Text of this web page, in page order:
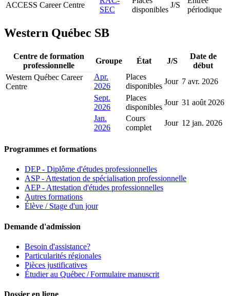
ACCESS Career Centre
SEC
disponibles
J/S
périodique
Western Québec SB
Centre de formation
professionnelle
Groupe État J/S
Date de
début
Western Québec Career
Centre
Apr.
2026
Places
disponibles
Jour 7 avr. 2026
Sept.
2026
Places
disponibles
Jour 31 août 2026
Jan.
2026
Cours
complet
Jour 12 jan. 2026
Programmes et formations
DEP - Diplôme d'études professionnelles
ASP - Attestation de spécialisation professionnelle
AEP - Attestation d'études professionnelles
Autres formations
Élève / Stage d'un jour
Demande d'admission
Besoin d'assistance?
Particularités régionales
Pièces justificatives
Étudier au Québec / Formulaire manuscrit